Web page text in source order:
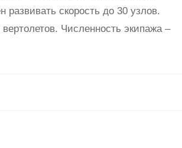
скорость до 30 узлов.
Численность экипажа –